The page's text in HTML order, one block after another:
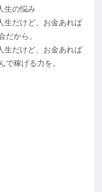
生の悩み
生だけど、お金あれば
だから。
生だけど、お金あれば
で稼げる力を。